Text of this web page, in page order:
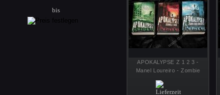
APOKALYPSE Z 1 2 3 -
Manel Loureiro - Zombie
Taschenbuch Reihe - Heyne
bis